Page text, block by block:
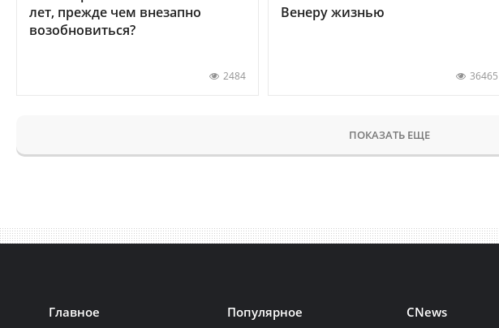
лет, прежде чем внезапно
возобновиться?
2484
Венеру жизнью
36465
ПОКАЗАТЬ ЕЩЕ
Главное Популярное CNews